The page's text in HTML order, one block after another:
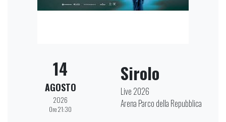
14
AGOSTO
2026
Ore 21:30
Sirolo
Live 2026
Arena Parco della Repubblica